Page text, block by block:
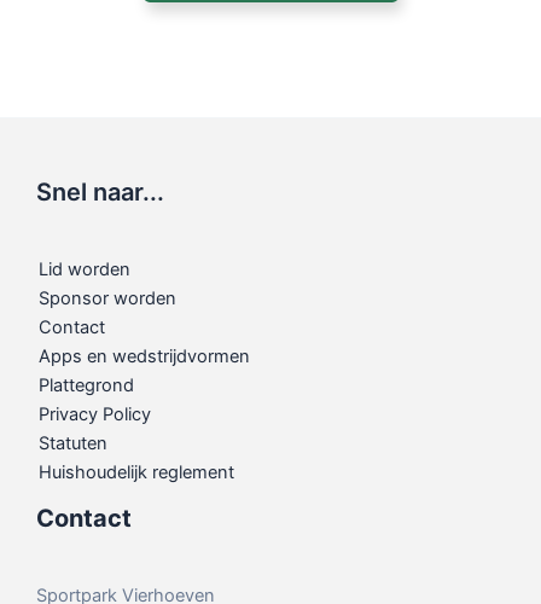
Snel naar...
Lid worden
Sponsor worden
Contact
Apps en wedstrijdvormen
Plattegrond
Privacy Policy
Statuten
Huishoudelijk reglement
Contact
Sportpark Vierhoeven